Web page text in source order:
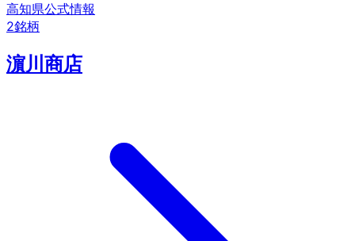
高知県公式情報
2銘柄
濵川商店